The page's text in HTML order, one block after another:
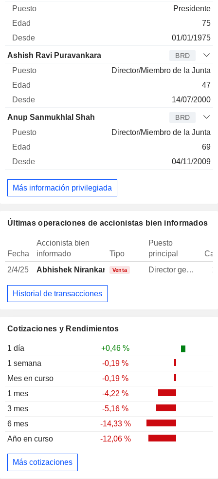
Cotizaciones y Rendimientos
1 día
+0,46 %
1 semana
-0,19 %
Mes en curso
-0,19 %
1 mes
-4,22 %
3 mes
-5,16 %
6 mes
-14,33 %
Año en curso
-12,06 %
Más cotizaciones
Presidente
75
01/01/1975
Ashish Ravi Puravankara BRD
Director/Miembro de la Junta
47
14/07/2000
Anup Sanmukhlal Shah BRD
Director/Miembro de la Junta
69
04/11/2009
Más información privilegiada
Últimas operaciones de accionistas bien informados
Fecha
Accionista bien
informado
Tipo
Puesto
principal
2/4/25
Abhishek Nirankar Kapoor
Venta Director general
Historial de transacciones